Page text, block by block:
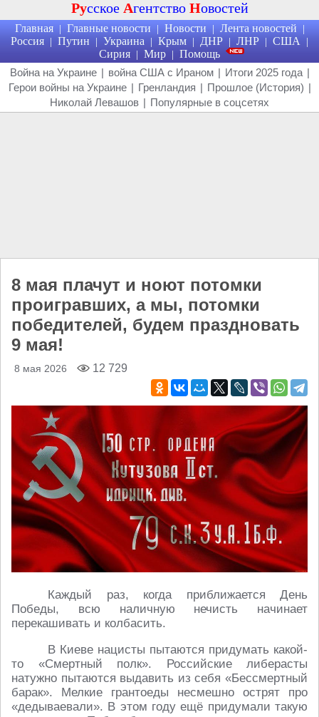
Русское Агентство Новостей
Главная | Главные новости | Новости | Лента новостей |
Россия | Путин | Украина | Крым | ДНР | ЛНР | США |
Сирия | Мир | Помощь
Война на Украине | война США с Ираном | Итоги 2025 года |
Герои войны на Украине | Гренландия | Прошлое (История) |
Николай Левашов | Популярные в соцсетях
8 мая плачут и ноют потомки
проигравших, а мы, потомки
победителей, будем праздновать
9 мая!
8 мая 2026 12 729
Каждый раз, когда приближается День
Победы, всю наличную нечисть начинает
перекашивать и колбасить.
В Киеве нацисты пытаются придумать какой-
то «Смертный полк». Российские либерасты
натужно пытаются выдавить из себя «Бессмертный
барак». Мелкие грантоеды несмешно острят про
«дедываевали». В этом году ещё придумали такую